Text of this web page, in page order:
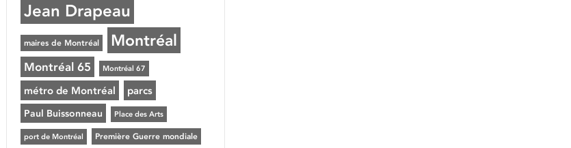
Jean Drapeau
maires de Montréal Montréal
Montréal 65 Montréal 67
métro de Montréal parcs
Paul Buissonneau Place des Arts
port de Montréal Première Guerre mondiale